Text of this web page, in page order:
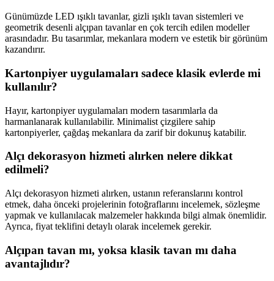
Günümüzde LED ışıklı tavanlar, gizli ışıklı tavan sistemleri ve
geometrik desenli alçıpan tavanlar en çok tercih edilen modeller
arasındadır. Bu tasarımlar, mekanlara modern ve estetik bir görünüm
kazandırır.
Kartonpiyer uygulamaları sadece klasik evlerde mi
kullanılır?
Hayır, kartonpiyer uygulamaları modern tasarımlarla da
harmanlanarak kullanılabilir. Minimalist çizgilere sahip
kartonpiyerler, çağdaş mekanlara da zarif bir dokunuş katabilir.
Alçı dekorasyon hizmeti alırken nelere dikkat
edilmeli?
Alçı dekorasyon hizmeti alırken, ustanın referanslarını kontrol
etmek, daha önceki projelerinin fotoğraflarını incelemek, sözleşme
yapmak ve kullanılacak malzemeler hakkında bilgi almak önemlidir.
Ayrıca, fiyat teklifini detaylı olarak incelemek gerekir.
Alçıpan tavan mı, yoksa klasik tavan mı daha
avantajlıdır?